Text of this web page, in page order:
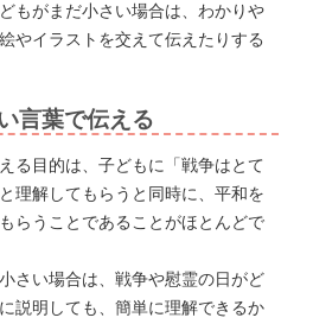
もがまだ小さい場合は、わかりや
やイラストを交えて伝えたりする
言葉で伝える
る目的は、子どもに「戦争はとて
理解してもらうと同時に、平和を
らうことであることがほとんどで
さい場合は、戦争や慰霊の日がど
説明しても、簡単に理解できるか